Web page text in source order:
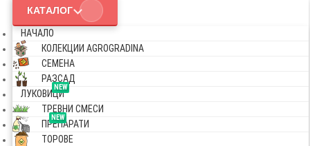
КАТАЛОГ
НАЧАЛО
КОЛЕКЦИИ AGROGRADINA
СЕМЕНА
РАЗСАД
NEW
ЛУКОВИЦИ
ТРЕВНИ СМЕСИ
NEW
ПРЕПАРАТИ
ТОРОВЕ